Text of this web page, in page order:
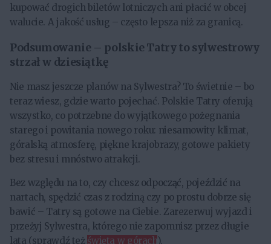
kupować drogich biletów lotniczych ani płacić w obcej
walucie. A jakość usług – często lepsza niż za granicą.
Podsumowanie – polskie Tatry to sylwestrowy
strzał w dziesiątkę
Nie masz jeszcze planów na Sylwestra? To świetnie – bo
teraz wiesz, gdzie warto pojechać. Polskie Tatry oferują
wszystko, co potrzebne do wyjątkowego pożegnania
starego i powitania nowego roku: niesamowity klimat,
góralską atmosferę, piękne krajobrazy, gotowe pakiety
bez stresu i mnóstwo atrakcji.
Bez względu na to, czy chcesz odpocząć, pojeździć na
nartach, spędzić czas z rodziną czy po prostu dobrze się
bawić – Tatry są gotowe na Ciebie. Zarezerwuj wyjazd i
przeżyj Sylwestra, którego nie zapomnisz przez długie
lata (sprawdź też święta w górach).